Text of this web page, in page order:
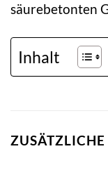
säurebetonten
Inhalt